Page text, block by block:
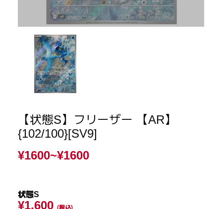
【状態S】フリーザー 【AR】
{102/100}[SV9]
¥1600~¥1600
状態S
¥1,600